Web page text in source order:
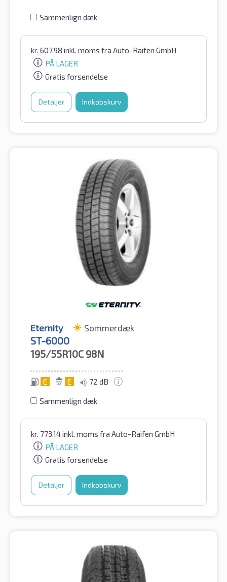
Sammenlign dæk
kr. 607.98 inkl. moms fra Auto-Raifen GmbH
PÅ LAGER
Gratis forsendelse
Detaljer Indkøbskurv
Eternity Sommerdæk
ST-6000
195/55R10C 98N
E E 72 dB
Sammenlign dæk
kr. 773.14inkl. moms fra Auto-Raifen GmbH
PÅ LAGER
Gratis forsendelse
Detaljer Indkøbskurv